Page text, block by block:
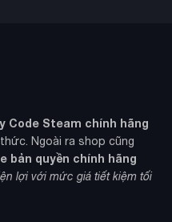
Code Steam chính hãng
Ngoài ra shop cũng
bản quyền chính hãng
lợi với mức giá tiết kiệm tối